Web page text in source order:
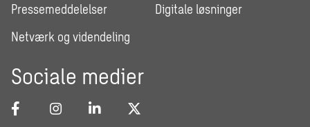
Pressemeddelelser
Netværk og videndeling
Digitale løsninger
Sociale medier